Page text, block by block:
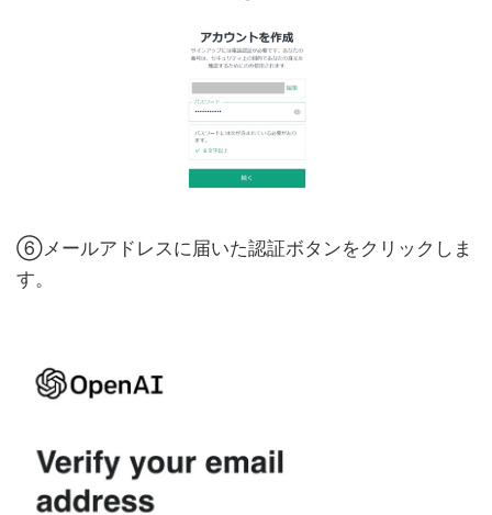
⑥メールアドレスに届いた認証ボタンをクリックしま
す。